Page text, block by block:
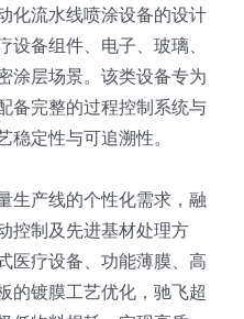
化流水线喷涂设备的设计
备组件、电子、玻璃、
涂层场景。该类设备专为
备完整的过程控制系统与
定性与可追溯性。
生产线的个性化需求，融
控制及先进基材处理方
医疗设备、功能薄膜、高
的镀膜工艺优化，驰飞超